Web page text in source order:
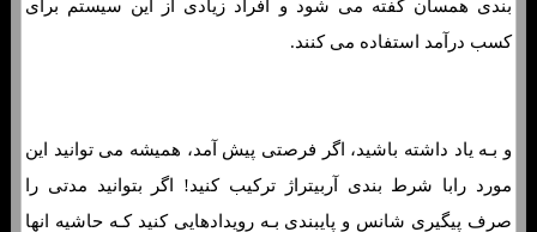
بندی همسان گفته می شود و افراد زیادی از این سیستم برای
کسب درآمد استفاده می کنند.
و بـه یاد داشته باشید، اگر فرصتی پیش آمد، همیشه می توانید این
مورد رابا شرط بندی آربیتراژ ترکیب کنید! اگر بتوانید مدتی را
صرف پیگیری شانس و پایبندی بـه رویدادهایی کنید کـه حاشیه انها